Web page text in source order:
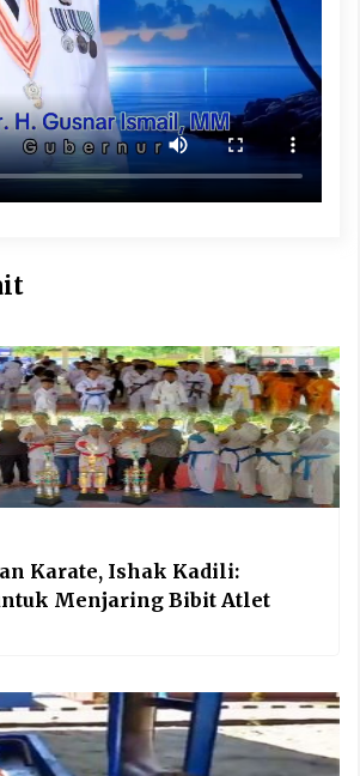
Karate, Ishak Kadili:
Menjaring Bibit Atlet